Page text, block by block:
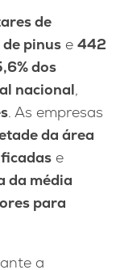
de
de pinus e 442
dos
nacional,
. As empresas
da área
e
da média
para
a